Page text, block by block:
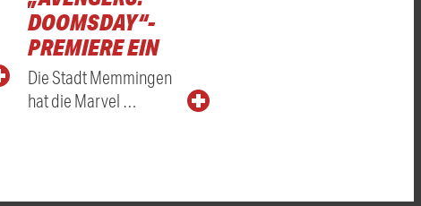
DOOMSDAY“-
PREMIERE EIN
Die Stadt Memmingen
hat die Marvel …